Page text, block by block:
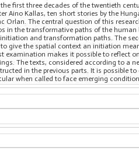
first three decades of the twentieth
Aino Kallas, ten short stories by the
Orlan. The central question of this
the transformative paths of the human
and transformation paths. The
give the spatial context an initiation
makes it possible to reflect
The texts, considered according to a
in the previous parts. It is possible
when called to face emerging